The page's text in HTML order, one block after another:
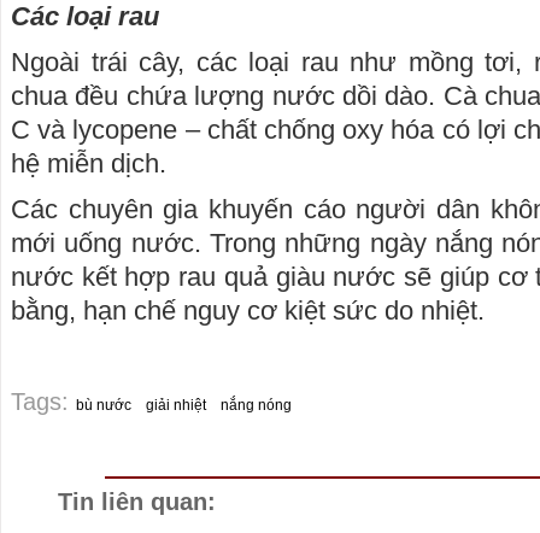
Các loại rau
Ngoài trái cây, các loại rau như mồng tơi,
chua đều chứa lượng nước dồi dào. Cà
C và lycopene – chất chống oxy hóa có lợi
hệ miễn dịch.
Các chuyên gia khuyến cáo người dân
mới uống nước. Trong những ngày nắng
nước kết hợp rau quả giàu nước sẽ giúp cơ
bằng, hạn chế nguy cơ kiệt sức do nhiệt.
Tags: bù nước giải nhiệt nắng nóng
Tin liên quan: